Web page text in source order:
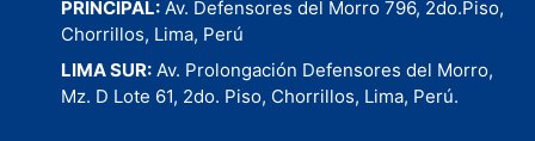
PRINCIPAL: Av. Defensores del Morro 796, 2do.Piso,
Chorrillos, Lima, Perú
LIMA SUR: Av. Prolongación Defensores del Morro,
Mz. D Lote 61, 2do. Piso, Chorrillos, Lima, Perú.